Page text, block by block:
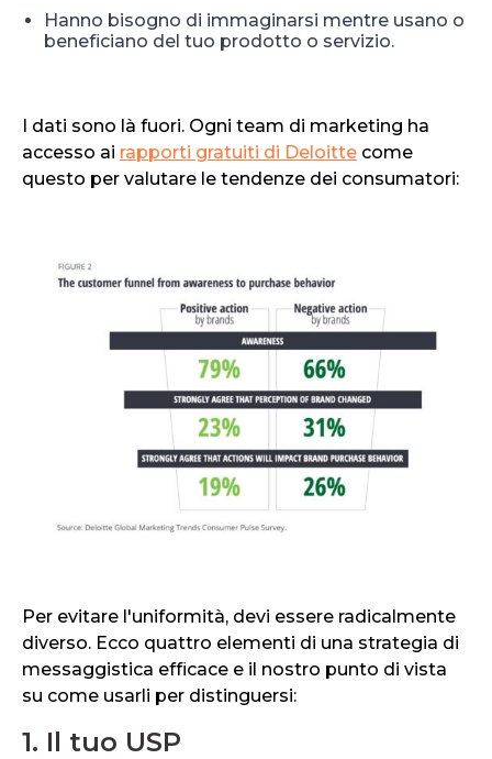
Hanno bisogno di immaginarsi mentre usano o
beneficiano del tuo prodotto o servizio.
I dati sono là fuori. Ogni team di marketing ha
accesso ai rapporti gratuiti di Deloitte come
questo per valutare le tendenze dei consumatori:
Per evitare l'uniformità, devi essere radicalmente
diverso. Ecco quattro elementi di una strategia di
messaggistica efficace e il nostro punto di vista
su come usarli per distinguersi:
1. Il tuo USP